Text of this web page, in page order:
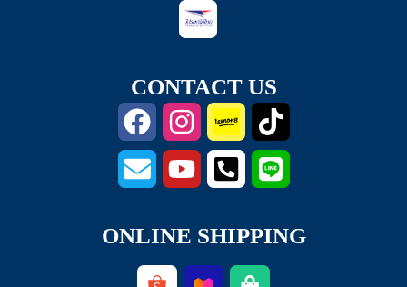
CONTACT US
ONLINE SHIPPING